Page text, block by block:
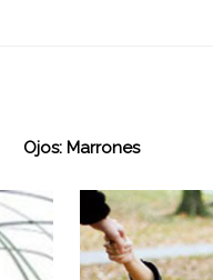
Ojos: Marrones